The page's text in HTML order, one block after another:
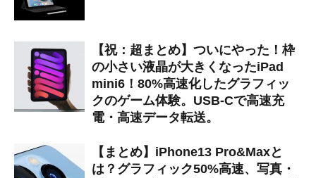
【祝：超まとめ】ついにやった！枠
の小さい液晶が大きくなったiPad
mini6！80%高速化したグラフィッ
クのゲーム体験。USB-Cで高速充
電・高速データ転送。
【まとめ】iPhone13 Pro&Maxと
は？グラフィック50%高速、写真・